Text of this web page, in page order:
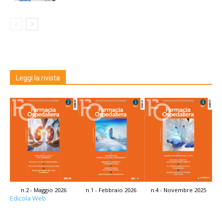
Leggi la rivista
n.2 - Maggio 2026 n.1 - Febbraio 2026 n.4 - Novembre 2025
Edicola Web